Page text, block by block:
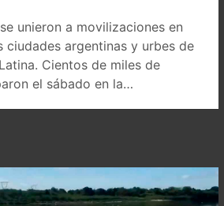
unieron a movilizaciones en
ciudades argentinas y urbes de
Cientos de miles de
el sábado en la…